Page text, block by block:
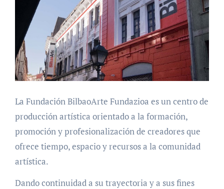
La Fundación BilbaoArte Fundazioa es un centro de
producción artística orientado a la formación,
promoción y profesionalización de creadores que
ofrece tiempo, espacio y recursos a la comunidad
artística.
Dando continuidad a su trayectoria y a sus fines